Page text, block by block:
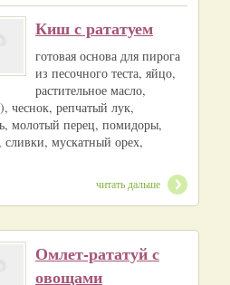
Киш с рататуем
готовая основа для пирога
из песочного теста, яйцо,
растительное масло,
чеснок, репчатый лук,
молотый перец, помидоры,
мускатный орех,
читать дальше
Омлет-рататуй с
овощами